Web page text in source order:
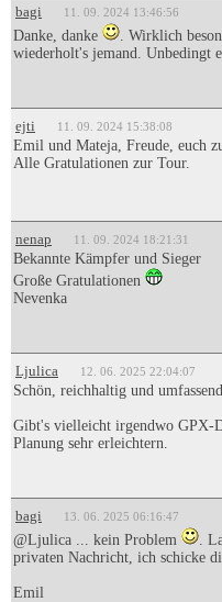
bagi 11. 09. 2024 13:46:56
Danke, danke
. Wirklich
wiederholt's jemand. Unbedingt
ejti 11. 09. 2024 15:38:08
Emil und Mateja, Freude, euch
Alle Gratulationen zur Tour.
nenap 11. 09. 2024 18:21:31
Bekannte Kämpfer und Sieger
Große Gratulationen
Nevenka
Ljulica 12. 06. 2025 22:04:07
Schön, reichhaltig und
Gibt's vielleicht irgendwo GPX-
Planung sehr erleichtern.
bagi 13. 06. 2025 06:16:47
@Ljulica ... kein Problem
.
privaten Nachricht, ich schicke
Emil